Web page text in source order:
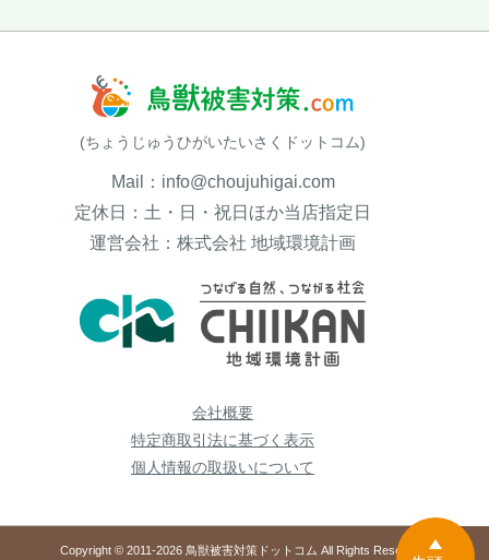
(ちょうじゅうひがいたいさくドットコム)
Mail：info@choujuhigai.com
定休日：土・日・祝日ほか当店指定日
運営会社：株式会社 地域環境計画
会社概要
特定商取引法に基づく表示
個人情報の取扱いについて
Copyright © 2011-2026 鳥獣被害対策ドットコム All Rights Reserved.